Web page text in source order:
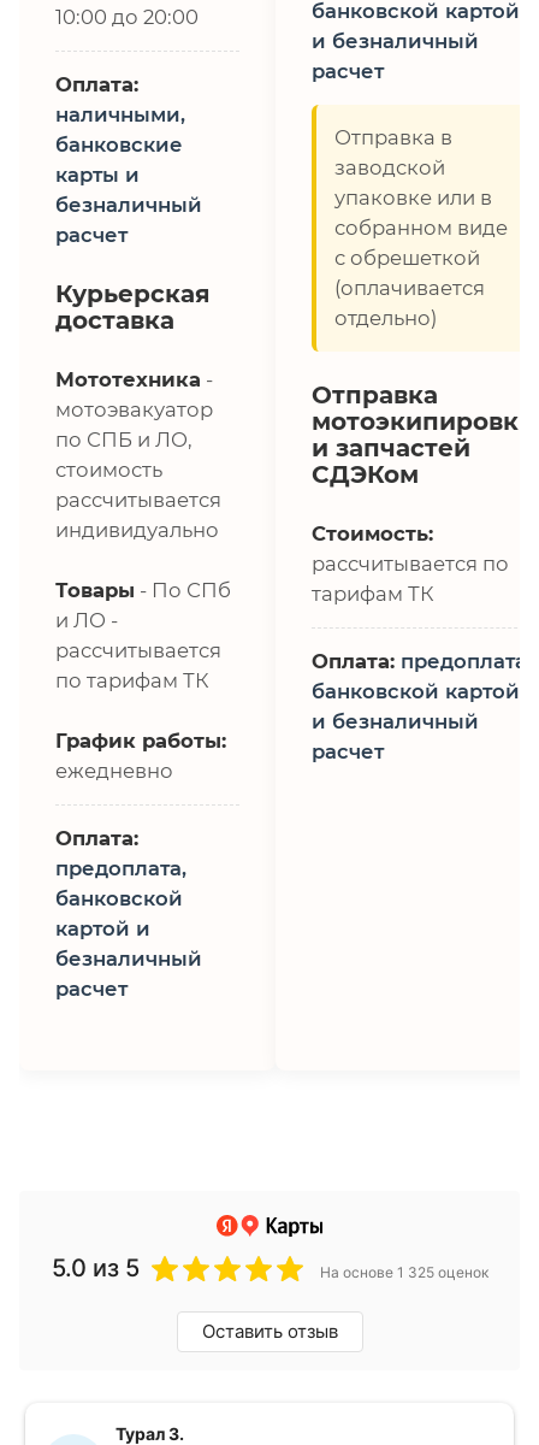
10:00 до 20:00
Оплата:
наличными,
банковские
карты и
безналичный
расчет
Курьерская
доставка
Мототехника -
мотоэвакуатор
по СПБ и ЛО,
стоимость
рассчитывается
индивидуально
Товары - По СПб
и ЛО -
рассчитывается
по тарифам ТК
График работы:
ежедневно
Оплата:
предоплата,
банковской
картой и
безналичный
расчет
банковской картой
и безналичный
расчет
Отправка в
заводской
упаковке или в
собранном виде
с обрешеткой
(оплачивается
отдельно)
Отправка
мотоэкипировки
и запчастей
СДЭКом
Стоимость:
рассчитывается по
тарифам ТК
Оплата: предоплата,
банковской картой
и безналичный
расчет
5.0 из 5 На основе 1 325 оценок
Оставить отзыв
Турал З.